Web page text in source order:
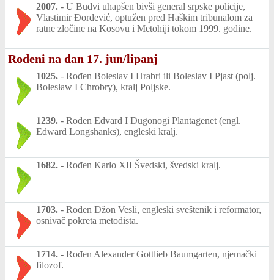
2007. - U Budvi uhapšen bivši general srpske policije,
Vlastimir Đorđević, optužen pred Haškim tribunalom za
ratne zločine na Kosovu i Metohiji tokom 1999. godine.
Rođeni na dan 17. jun/lipanj
1025. - Rođen Boleslav I Hrabri ili Boleslav I Pjast (polj.
Bolesław I Chrobry), kralj Poljske.
1239. - Rođen Edvard I Dugonogi Plantagenet (engl.
Edward Longshanks), engleski kralj.
1682. - Rođen Karlo XII Švedski, švedski kralj.
1703. - Rođen Džon Vesli, engleski sveštenik i reformator,
osnivač pokreta metodista.
1714. - Rođen Alexander Gottlieb Baumgarten, njemački
filozof.